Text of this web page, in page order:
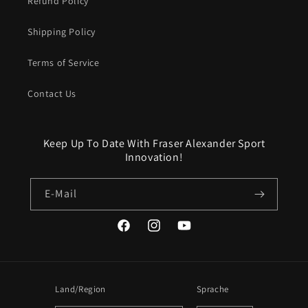
Shipping Policy
Terms of Service
Contact Us
Keep Up To Date With Fraser Alexander Sport
Innovation!
E-Mail
FacebookInstagramYouTube
Land/Region Sprache